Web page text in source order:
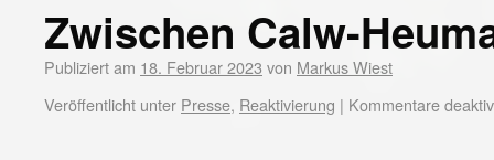
Zwischen Calw-
Publiziert am 18. Februar 2023 von Markus Wiest
Veröffentlicht unter Presse, Reaktivierung | Kommentare